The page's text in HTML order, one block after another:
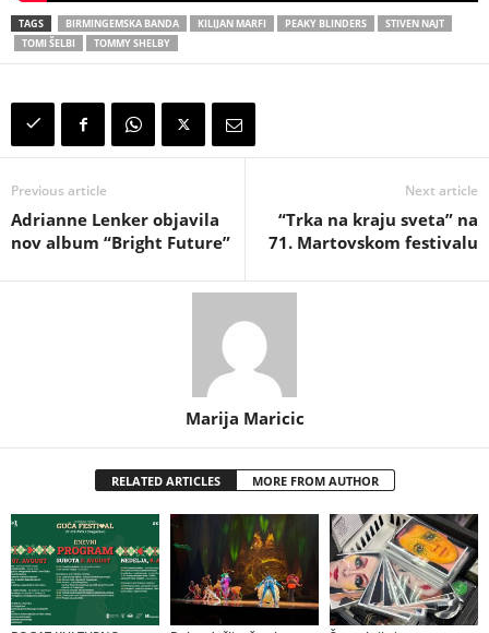
TAGS BIRMINGEMSKA BANDA KILIJAN MARFI PEAKY BLINDERS
STIVEN NAJT
TOMI ŠELBI
TOMMY SHELBY
Previous article
Adrianne Lenker objavila
nov album “Bright Future”
Next article
“Trka na kraju sveta” na
71. Martovskom festivalu
Marija Maricic
RELATED ARTICLES MORE FROM AUTHOR